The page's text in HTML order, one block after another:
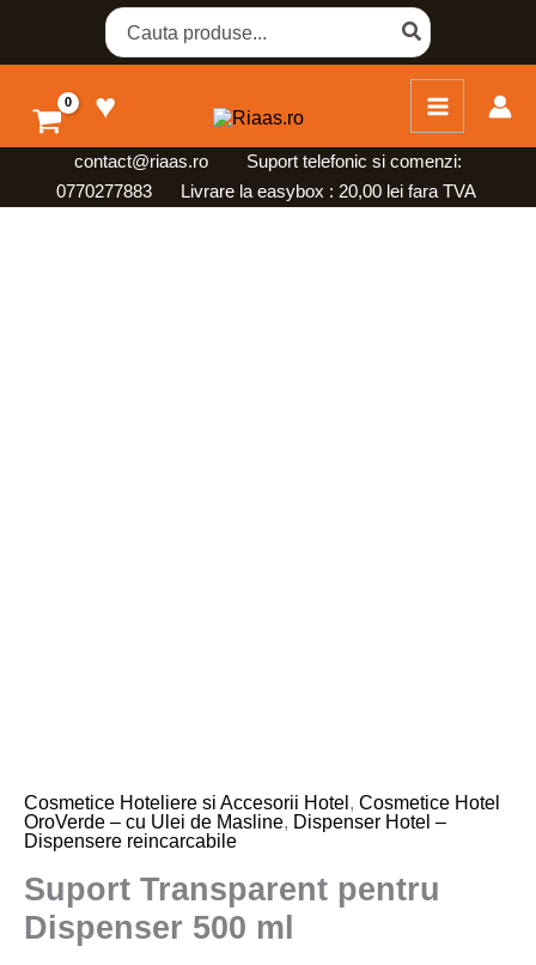
content
Search
for:
♥
contact@riaas.ro
Suport telefonic si comenzi:
0770277883 Livrare la easybox : 20,00 lei fara TVA
Cosmetice Hoteliere si Accesorii Hotel , Cosmetice Hotel
OroVerde – cu Ulei de Masline, Dispenser Hotel –
Dispensere reincarcabile
Suport Transparent pentru
Dispenser 500 ml